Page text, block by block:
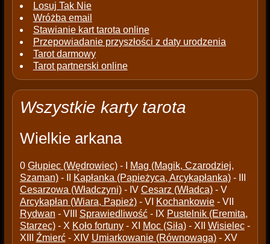
Losuj Tak Nie
Wróżba email
Stawianie kart tarota online
Przepowiadanie przyszłości z daty urodzenia
Tarot darmowy
Tarot partnerski online
Wszystkie karty tarota
Wielkie arkana
0 Głupiec (Wędrowiec)- I
Mag (Magik, Czarodziej,
Szaman)- II Kapłanka (Papieżyca, Arcykapłanka)- III
Cesarzowa (Władczyni)- IV Cesarz (Władca)- V
Arcykapłan (Wiara, Papież)- VI Kochankowie- VII
Rydwan - VIII Sprawiedliwość- IX Pustelnik (Eremita,
Starzec)- X Koło fortuny- XI Moc (Siła)- XII Wisielec-
XIII Źmierć- XIV Umiarkowanie (Równowaga)- XV